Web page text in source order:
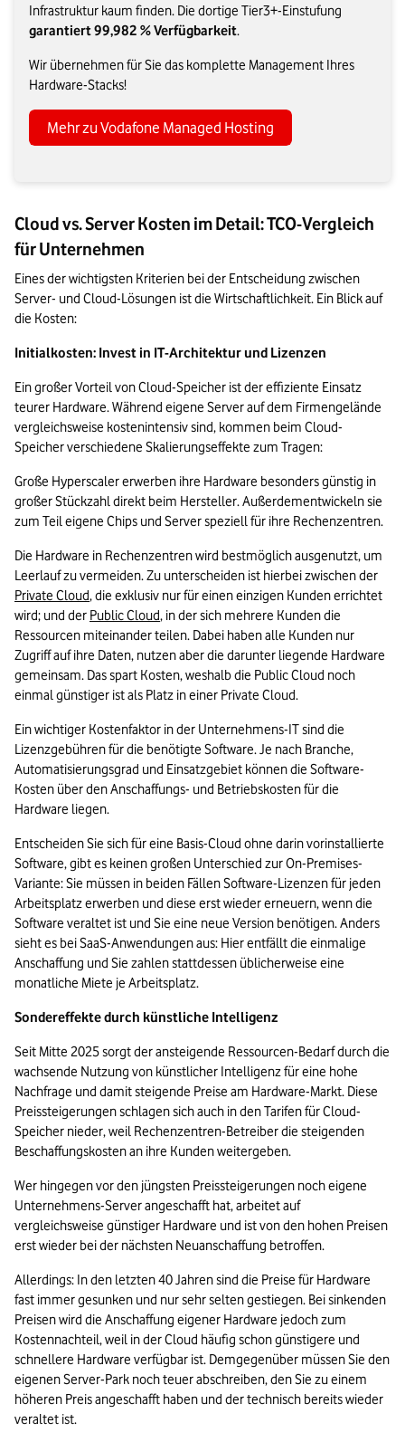
Infrastruktur kaum finden. Die dortige Tier3+-Einstufung
garantiert 99,982 % Verfügbarkeit.
Wir übernehmen für Sie das komplette Management Ihres
Hardware-Stacks!
Mehr zu Vodafone Managed Hosting
Cloud vs. Server Kosten im Detail: TCO-Vergleich
für Unternehmen
Eines der wichtigsten Kriterien bei der Entscheidung zwischen
Server- und Cloud-Lösungen ist die Wirtschaftlichkeit. Ein Blick auf
die Kosten:
Initialkosten: Invest in IT-Architektur und Lizenzen
Ein großer Vorteil von Cloud-Speicher ist der effiziente Einsatz
teurer Hardware. Während eigene Server auf dem Firmengelände
vergleichsweise kostenintensiv sind, kommen beim Cloud-
Speicher verschiedene Skalierungseffekte zum Tragen:
Große Hyperscaler erwerben ihre Hardware besonders günstig in
großer Stückzahl direkt beim Hersteller. Außerdementwickeln sie
zum Teil eigene Chips und Server speziell für ihre Rechenzentren.
Die Hardware in Rechenzentren wird bestmöglich ausgenutzt, um
Private Cloud, die exklusiv nur für einen einzigen Kunden errichtet
wird; und der Public Cloud, in der sich mehrere Kunden die
Ressourcen miteinander teilen. Dabei haben alle Kunden nur
Zugriff auf ihre Daten, nutzen aber die darunter liegende Hardware
gemeinsam. Das spart Kosten, weshalb die Public Cloud noch
einmal günstiger ist als Platz in einer Private Cloud.
Ein wichtiger Kostenfaktor in der Unternehmens-IT sind die
Lizenzgebühren für die benötigte Software. Je nach Branche,
Automatisierungsgrad und Einsatzgebiet können die Software-
Kosten über den Anschaffungs- und Betriebskosten für die
Hardware liegen.
Entscheiden Sie sich für eine Basis-Cloud ohne darin vorinstallierte
Software, gibt es keinen großen Unterschied zur On-Premises-
Variante: Sie müssen in beiden Fällen Software-Lizenzen für jeden
Arbeitsplatz erwerben und diese erst wieder erneuern, wenn die
Software veraltet ist und Sie eine neue Version benötigen. Anders
sieht es bei SaaS-Anwendungen aus: Hier entfällt die einmalige
Anschaffung und Sie zahlen stattdessen üblicherweise eine
monatliche Miete je Arbeitsplatz.
Sondereffekte durch künstliche Intelligenz
Seit Mitte 2025 sorgt der ansteigende Ressourcen-Bedarf durch die
wachsende Nutzung von künstlicher Intelligenz für eine hohe
Nachfrage und damit steigende Preise am Hardware-Markt. Diese
Preissteigerungen schlagen sich auch in den Tarifen für Cloud-
Speicher nieder, weil Rechenzentren-Betreiber die steigenden
Beschaffungskosten an ihre Kunden weitergeben.
Wer hingegen vor den jüngsten Preissteigerungen noch eigene
Unternehmens-Server angeschafft hat, arbeitet auf
vergleichsweise günstiger Hardware und ist von den hohen Preisen
erst wieder bei der nächsten Neuanschaffung betroffen.
Allerdings: In den letzten 40 Jahren sind die Preise für Hardware
fast immer gesunken und nur sehr selten gestiegen. Bei sinkenden
Preisen wird die Anschaffung eigener Hardware jedoch zum
Kostennachteil, weil in der Cloud häufig schon günstigere und
schnellere Hardware verfügbar ist. Demgegenüber müssen Sie den
eigenen Server-Park noch teuer abschreiben, den Sie zu einem
höheren Preis angeschafft haben und der technisch bereits wieder
veraltet ist.